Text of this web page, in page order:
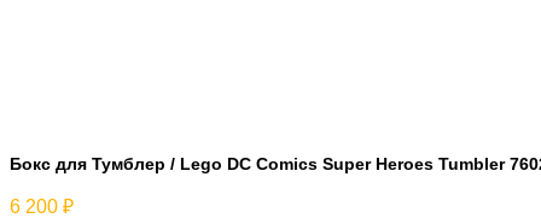
Бокс для Тумблер / Lego DC Comics Super Heroes Tumbler
6 200 ₽